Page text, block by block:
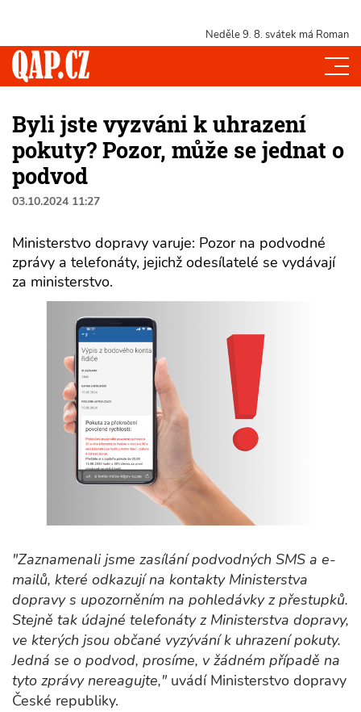
Neděle 9. 8. svátek má Roman
Byli jste vyzváni k uhrazení
pokuty? Pozor, může se jednat o
podvod
03.10.2024 11:27
Ministerstvo dopravy varuje: Pozor na podvodné
zprávy a telefonáty, jejichž odesílatelé se vydávají
za ministerstvo.
"Zaznamenali jsme zasílání podvodných SMS a e-
mailů, které odkazují na kontakty Ministerstva
dopravy s upozorněním na pohledávky z přestupků.
Stejně tak údajné telefonáty z Ministerstva dopravy,
ve kterých jsou občané vyzývání k uhrazení pokuty.
Jedná se o podvod, prosíme, v žádném případě na
tyto zprávy nereagujte," uvádí Ministerstvo dopravy
České republiky.